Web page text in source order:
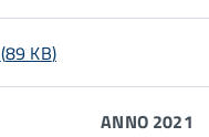
(89 KB)
ANNO 2021